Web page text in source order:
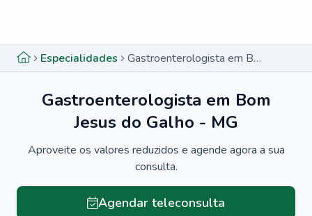
Especialidades Gastroenterologista em Bom Jesus do Galho - MG
Gastroenterologista em Bom
Jesus do Galho - MG
Aproveite os valores reduzidos e agende agora a sua
consulta.
Agendar teleconsulta